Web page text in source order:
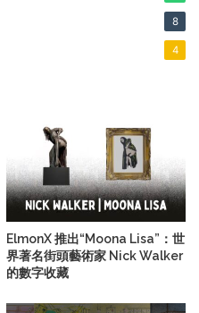
8
4
ElmonX 推出“Moona Lisa”：世
界著名街頭藝術家 Nick Walker
的數字收藏